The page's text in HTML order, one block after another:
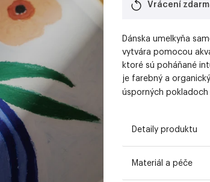
Vrácení
Dánska umelkyňa
vytvára pomocou
ktoré sú poháňané
je farebný a
úsporných pokladoch
Detaily produktu
Materiál a péče